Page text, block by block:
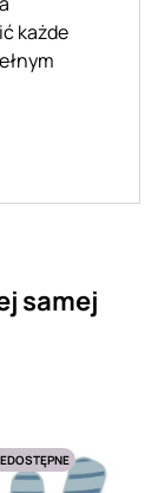
każde
samej